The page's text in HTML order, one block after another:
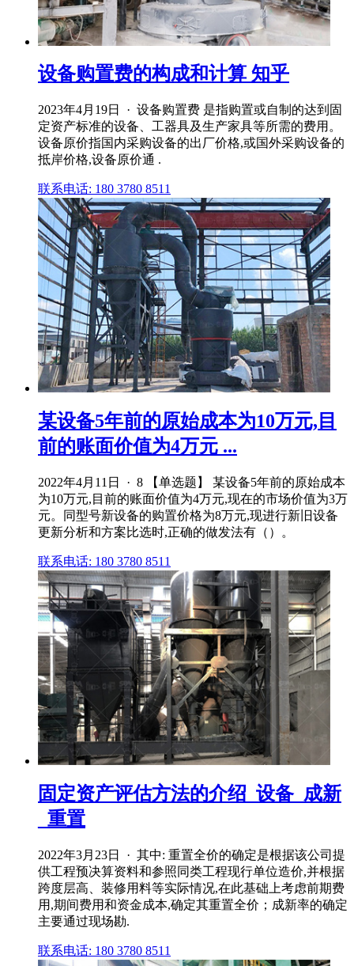
设备购置费的构成和计算 知乎
2023年4月19日 · 设备购置费 是指购置或自制的达到固
定资产标准的设备、工器具及生产家具等所需的费用。
设备原价指国内采购设备的出厂价格,或国外采购设备的
抵岸价格,设备原价通 .
联系电话: 180 3780 8511
某设备5年前的原始成本为10万元,目
前的账面价值为4万元 ...
2022年4月11日 · 8 【单选题】 某设备5年前的原始成本
为10万元,目前的账面价值为4万元,现在的市场价值为3万
元。同型号新设备的购置价格为8万元,现进行新旧设备
更新分析和方案比选时,正确的做发法有（）。
联系电话: 180 3780 8511
固定资产评估方法的介绍_设备_成新
_重置
2022年3月23日 · 其中: 重置全价的确定是根据该公司提
供工程预决算资料和参照同类工程现行单位造价,并根据
跨度层高、装修用料等实际情况,在此基础上考虑前期费
用,期间费用和资金成本,确定其重置全价；成新率的确定
主要通过现场勘.
联系电话: 180 3780 8511